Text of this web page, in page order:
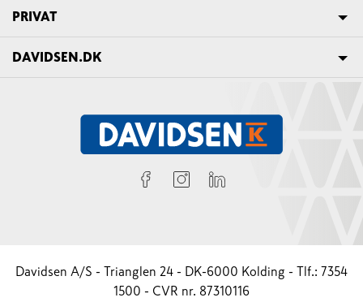
PRIVAT
DAVIDSEN.DK
Davidsen A/S - Trianglen 24 - DK-6000 Kolding - Tlf.: 7354
1500 - CVR nr. 87310116